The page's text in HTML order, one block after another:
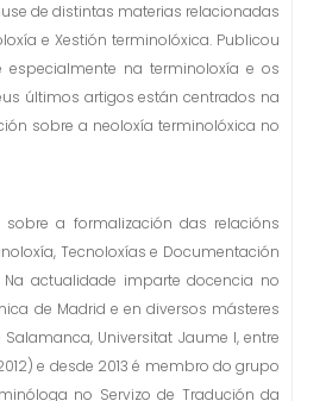
de distintas materias relacionadas
e Xestión terminolóxica. Publicou
na terminoloxía e os
últimos artigos están centrados na
sobre a neoloxía terminolóxica no
a formalización das relacións
Tecnoloxías e Documentación
actualidade imparte docencia no
de Madrid e en diversos másteres
Universitat Jaume I, entre
e desde 2013 é membro do grupo
no Servizo de Tradución da